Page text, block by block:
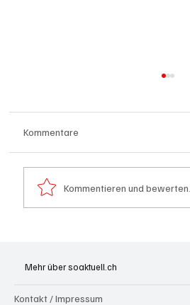
Kommentare
Kommentieren und bewerten...
Mehr über soaktuell.ch
Kontakt / Impressum